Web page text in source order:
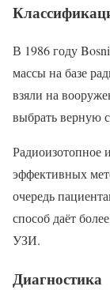
В 1986 году
массы на базе
взяли на
выбрать верную
Радиоизотопное
эффективных
очередь
способ даёт
УЗИ.
Диагностика